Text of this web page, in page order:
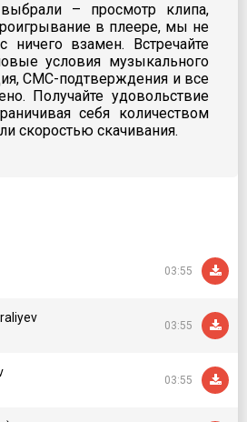
– просмотр клипа,
в плеере, мы не
ничего взамен. Встречайте
условия музыкального
СМС-подтверждения и все
Получайте удовольствие
себя количеством
скоростью скачивания.
03:55
03:55
03:55